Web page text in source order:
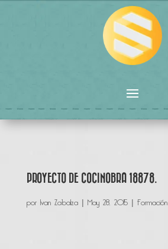
PROYECTO DE COCINOBRA 18878.
por Ivan Zabalza| May 28, 2015| Formación